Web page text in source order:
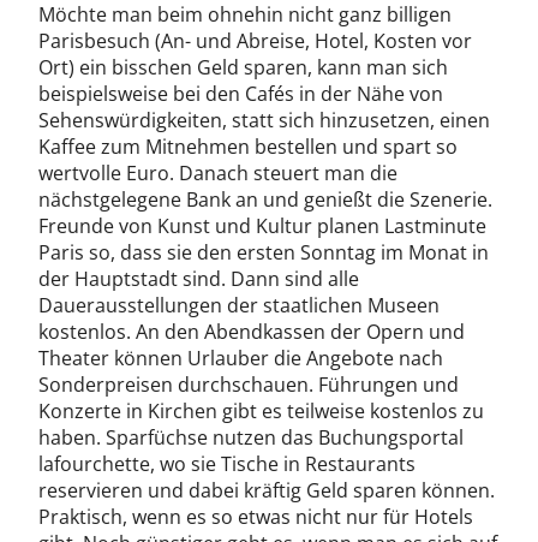
Möchte man beim ohnehin nicht ganz billigen
Parisbesuch (An- und Abreise, Hotel, Kosten vor
Ort) ein bisschen Geld sparen, kann man sich
beispielsweise bei den Cafés in der Nähe von
Sehenswürdigkeiten, statt sich hinzusetzen, einen
Kaffee zum Mitnehmen bestellen und spart so
wertvolle Euro. Danach steuert man die
nächstgelegene Bank an und genießt die Szenerie.
Freunde von Kunst und Kultur planen Lastminute
Paris so, dass sie den ersten Sonntag im Monat in
der Hauptstadt sind. Dann sind alle
Dauerausstellungen der staatlichen Museen
kostenlos. An den Abendkassen der Opern und
Theater können Urlauber die Angebote nach
Sonderpreisen durchschauen. Führungen und
Konzerte in Kirchen gibt es teilweise kostenlos zu
haben. Sparfüchse nutzen das Buchungsportal
lafourchette, wo sie Tische in Restaurants
reservieren und dabei kräftig Geld sparen können.
Praktisch, wenn es so etwas nicht nur für Hotels